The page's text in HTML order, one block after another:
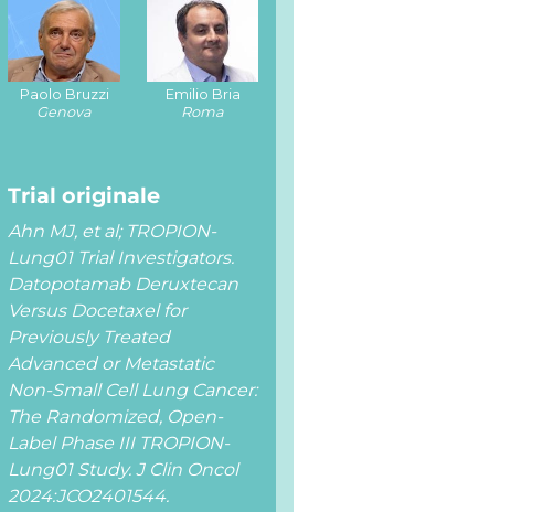
Paolo Bruzzi
Genova
Emilio Bria
Roma
Trial originale
Ahn MJ, et al; TROPION-
Lung01 Trial Investigators.
Datopotamab Deruxtecan
Versus Docetaxel for
Previously Treated
Advanced or Metastatic
Non-Small Cell Lung Cancer:
The Randomized, Open-
Label Phase III TROPION-
Lung01 Study. J Clin Oncol
2024:JCO2401544.